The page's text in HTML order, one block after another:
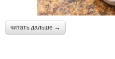
читать дальше →